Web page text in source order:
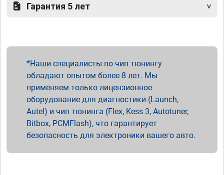
Гарантия 5 лет
Наши специалисты по чип тюнингу
обладают опытом более 8 лет. Мы
применяем только лицензионное
оборудование для диагностики (Launch,
Autel) и чип тюнинга (Flex, Kess 3, Autotuner,
Bitbox, PCMFlash), что гарантирует
безопасность для электроники вашего авто.